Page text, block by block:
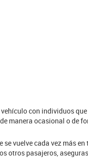
con individuos
manera ocasional o de
vuelve cada vez más en
otros pasajeros,